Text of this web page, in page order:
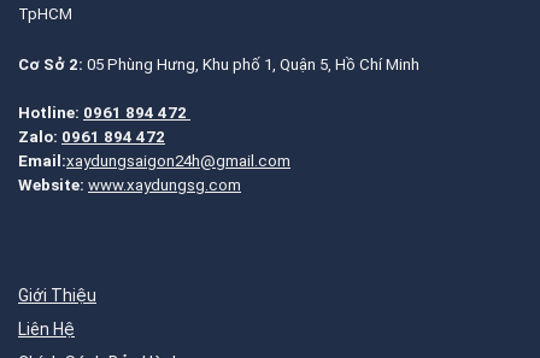
TpHCM
Cơ Sở 2: 05 Phùng Hưng, Khu phố 1, Quận 5, Hồ Chí Minh
Hotline: 0961 894 472
Zalo: 0961 894 472
Email:xaydungsaigon24h@gmail.com
Website: www.xaydungsg.com
Giới Thiệu
Liên Hệ